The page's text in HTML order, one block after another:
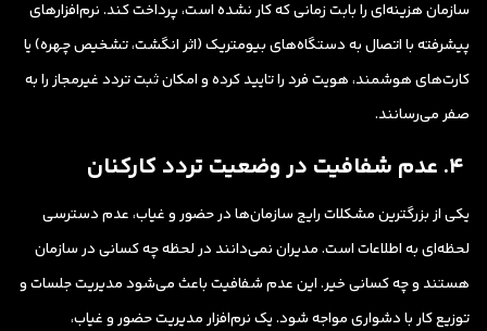
سازمان هزینه‌ای را بابت زمانی که کار نشده است، پرداخت کند. نرم‌افزارهای
پیشرفته با اتصال به دستگاه‌های بیومتریک (اثر انگشت، تشخیص چهره) یا
کارت‌های هوشمند، هویت فرد را تایید کرده و امکان ثبت تردد غیرمجاز را به
صفر می‌رسانند.
یکی از بزرگترین مشکلات رایج سازمان‌ها در حضور و غیاب، عدم دسترسی
لحظه‌ای به اطلاعات است. مدیران نمی‌دانند در لحظه چه کسانی در سازمان
هستند و چه کسانی خیر. این عدم شفافیت باعث می‌شود مدیریت جلسات و
توزیع کار با دشواری مواجه شود. یک نرم‌افزار مدیریت حضور و غیاب،